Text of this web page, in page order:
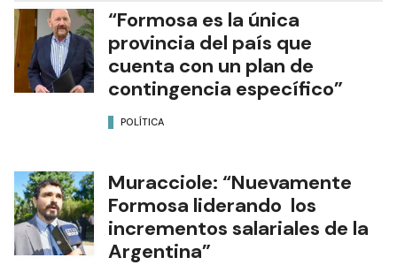
“Formosa es la única
provincia del país que
cuenta con un plan de
contingencia específico”
POLÍTICA
Muracciole: “Nuevamente
Formosa liderando los
incrementos salariales de la
Argentina”